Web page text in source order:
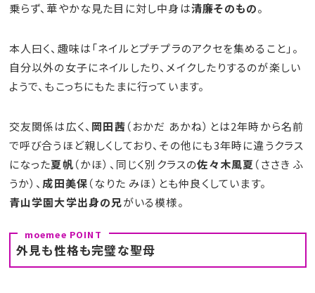
乗らず、華やかな見た目に対し中身は清廉そのもの。
本人曰く、趣味は「ネイルとプチプラのアクセを集めること」。
自分以外の女子にネイルしたり、メイクしたりするのが楽しい
ようで、もこっちにもたまに行っています。
交友関係は広く、 岡田茜（おかだ あかね）とは2年時から名前
で呼び合うほど親しくしており、その他にも3年時に違うクラス
になった夏帆（かほ）、同じく別クラスの佐々木風夏 （ささき ふ
うか）、 成田美保（なりた みほ）とも仲良くしています。
青山学園大学出身の兄がいる模様。
外見も性格も完璧な聖母